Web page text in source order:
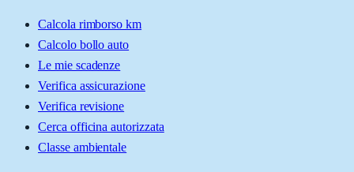
Calcola rimborso km
Calcolo bollo auto
Le mie scadenze
Verifica assicurazione
Verifica revisione
Cerca officina autorizzata
Classe ambientale